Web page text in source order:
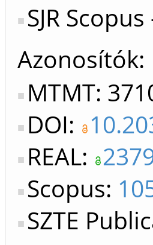
SJR
Azonosítók
MTMT:
DOI:
REAL:
Scopus:
SZTE